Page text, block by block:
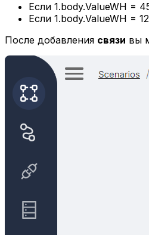
Если 1.body.ValueWH =
Если 1.body.ValueWH =
После добавления связи вы